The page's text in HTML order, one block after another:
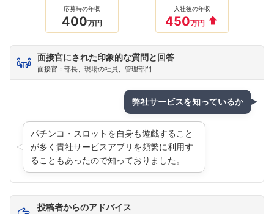
応募時の年収
400万円
入社後の年収
450万円
面接官にされた印象的な質問と回答
面接官：部長、現場の社員、管理部門
弊社サービスを知っているか
パチンコ・スロットを自身も遊戯すること
が多く貴社サービスアプリを頻繁に利用す
ることもあったので知っておりました。
投稿者からのアドバイス